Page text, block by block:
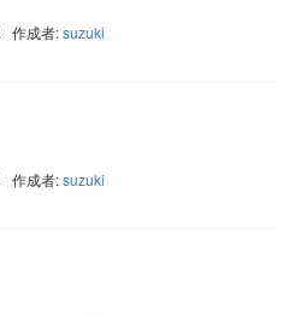
作成者:suzuki
作成者:suzuki